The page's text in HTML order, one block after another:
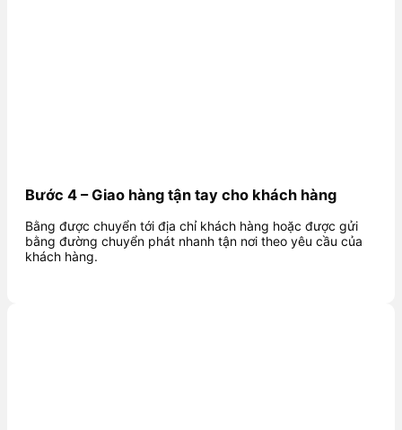
Bước 4 – Giao hàng tận tay cho khách hàng
Bằng được chuyển tới địa chỉ khách hàng hoặc được gửi
bằng đường chuyển phát nhanh tận nơi theo yêu cầu của
khách hàng.